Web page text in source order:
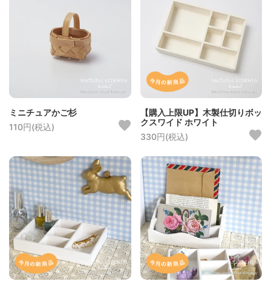
ミニチュアかご杉
110円(税込)
【購入上限UP】木製仕切りボッ
クスワイド ホワイト
330円(税込)